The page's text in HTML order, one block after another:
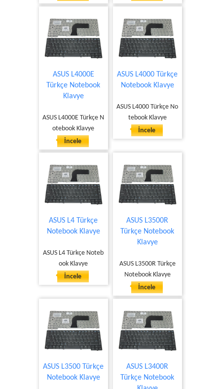
ASUS L4000E
Türkçe Notebook
Klavye
ASUS L4000E Türkçe N
otebook Klavye
İncele
ASUS L4000 Türkçe
Notebook Klavye
ASUS L4000 Türkçe No
tebook Klavye
İncele
ASUS L4 Türkçe
Notebook Klavye
ASUS L4 Türkçe Noteb
ook Klavye
İncele
ASUS L3500R
Türkçe Notebook
Klavye
ASUS L3500R Türkçe
Notebook Klavye
İncele
ASUS L3500 Türkçe
Notebook Klavye
ASUS L3400R
Türkçe Notebook